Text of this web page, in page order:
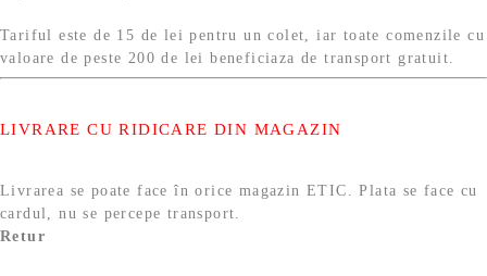
Tariful este de 15 de lei pentru un colet, iar toate comenzile cu
valoare de peste 200 de lei beneficiaza de transport gratuit.
LIVRARE CU RIDICARE DIN MAGAZIN
Livrarea se poate face în orice magazin ETIC. Plata se face cu
cardul, nu se percepe transport.
Retur